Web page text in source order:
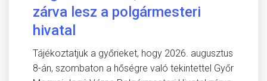
zárva lesz a polgármesteri
hivatal
Tájékoztatjuk a győrieket, hogy 2026. augusztus
8-án, szombaton a hőségre való tekintettel Győr